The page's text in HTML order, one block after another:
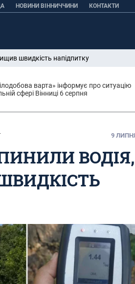
НОВИНИ ВІННИЧЧИНИ КОНТАКТИ
швидкість напідпитку
варта» інформує про ситуацію
сфері Вінниці 6 серпня
9